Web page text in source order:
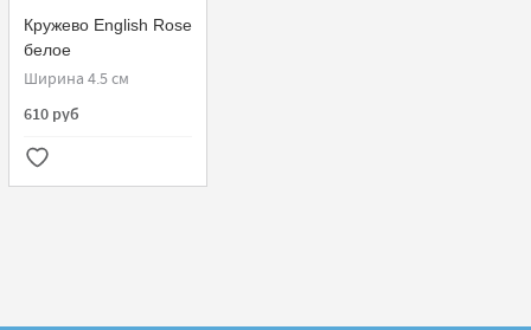
Кружево English Rose
белое
Ширина 4.5 см
610 руб